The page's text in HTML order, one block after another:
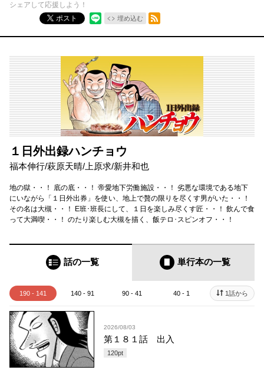
シェアして応援しよう！
ポスト
埋め込む
RSSフィード
１日外出録ハンチョウ
福本伸行/萩原天晴/ 上原求/新井和也
地の獄・・！ 底の底・・！ 帝愛地下労働施設・・！ 劣悪な環境である地下
にいながら「１日外出券」を使い、地上で贅の限りを尽くす男がいた・・！
その名は大槻・・！ E班･班長にして、１日を楽しみ尽くす匠・・！ 飲んで食
って大満喫・・！ のたり楽しむ大槻を描く、飯テロ･スピンオフ・・！
話の一覧 単行本の一覧
190 - 141 140 - 91 90 - 41 40 - 1 1話から
2026/08/03
第１８１話 出入
120pt